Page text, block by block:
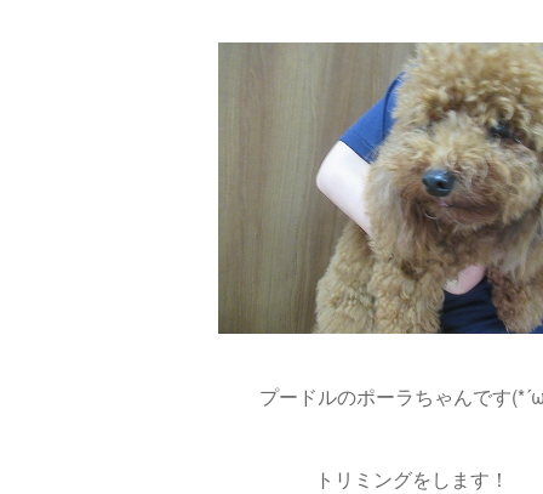
プードルのポーラちゃんです
トリミングをします！